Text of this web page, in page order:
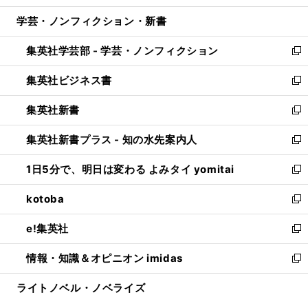
開
ウ
開
く
ン
ウ
で
開
く
ウ
ン
ド
ウ
で
開
く
し
ウ
ィ
ン
ド
ウ
で
開
く
学芸・ノンフィクション・新書
集英社学芸部 - 学芸・ノンフィクション
新
し
い
ウ
ィ
ン
ド
ウ
で
開
く
集英社ビジネス書
新
し
い
ウ
ィ
ン
ド
ウ
で
開
く
集英社新書
新
し
い
ウ
ィ
ン
ド
ウ
で
開
く
集英社新書プラス - 知の水先案内人
新
し
い
ウ
ィ
ン
ド
ウ
で
開
1日5分で、明日は変わる よみタイ yomitai
新
し
い
ウ
ィ
ン
ド
ウ
kotoba
新
し
い
ウ
ィ
ン
e!集英社
新
し
い
ウ
情報・知識＆オピニオン imidas
新
し
ライトノベル・ノベライズ